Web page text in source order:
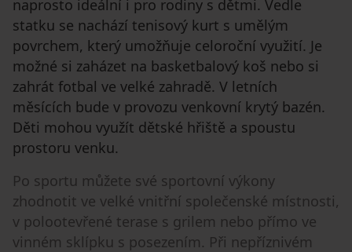
naprosto ideální i pro rodiny s dětmi. Vedle
statku se nachází tenisový kurt s umělým
povrchem, který umožňuje celoroční využití. Je
možné si zaházet na basketbalový koš nebo si
zahrát fotbal ve velké zahradě. V letních
měsících bude v provozu venkovní krytý bazén.
Děti mohou využít dětské hřiště a spoustu
prostoru venku.
Po sportu můžete své sportovní výkony
zhodnotit ve velké vnitřní společenské místnosti,
v polootevřené terase s grilem nebo přímo ve
vinném sklípku s posezením. Při nepříznivém